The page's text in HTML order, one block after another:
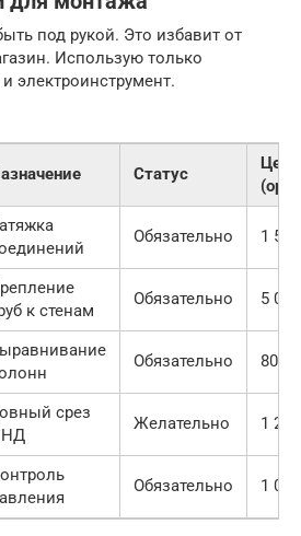
под рукой. Это избавит от
Использую только
электроинструмент.
Статус
Цена
Обязательно 1
к стенам
Обязательно 5
Обязательно 800
срез
Желательно 1
Обязательно 1